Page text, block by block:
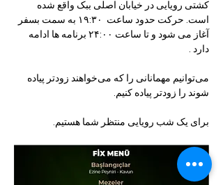
کشتی رویایی در خیابان اصلی ببک واقع شده
است. حرکت حدود ساعت  ۱۹:۳۰ به سمت بسفر
آغاز می شود و تا ساعت ۲۴:۰۰ برنامه ها ادامه
دارد .
می‌توانیم مهمانانی را که می‌خواهند زودتر پیاده
شوند را زودتر پیاده کنیم.
برای یک شب رویایی منتظر شما هستیم.